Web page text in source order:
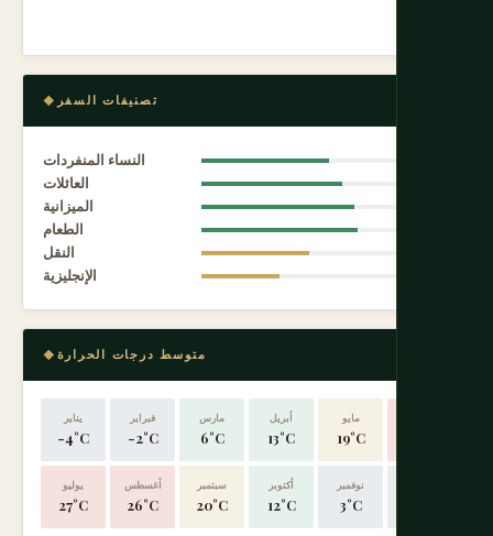
تصنيفات السفر
النساء المنفردات
العائلات
الميزانية
الطعام
النقل
الإنجليزية
متوسط درجات الحرارة
يناير
-4°C
فبراير
-2°C
مارس
6°C
أبريل
13°C
مايو
19°C
يوليو
27°C
أغسطس
26°C
سبتمبر
20°C
أكتوبر
12°C
نوفمبر
3°C